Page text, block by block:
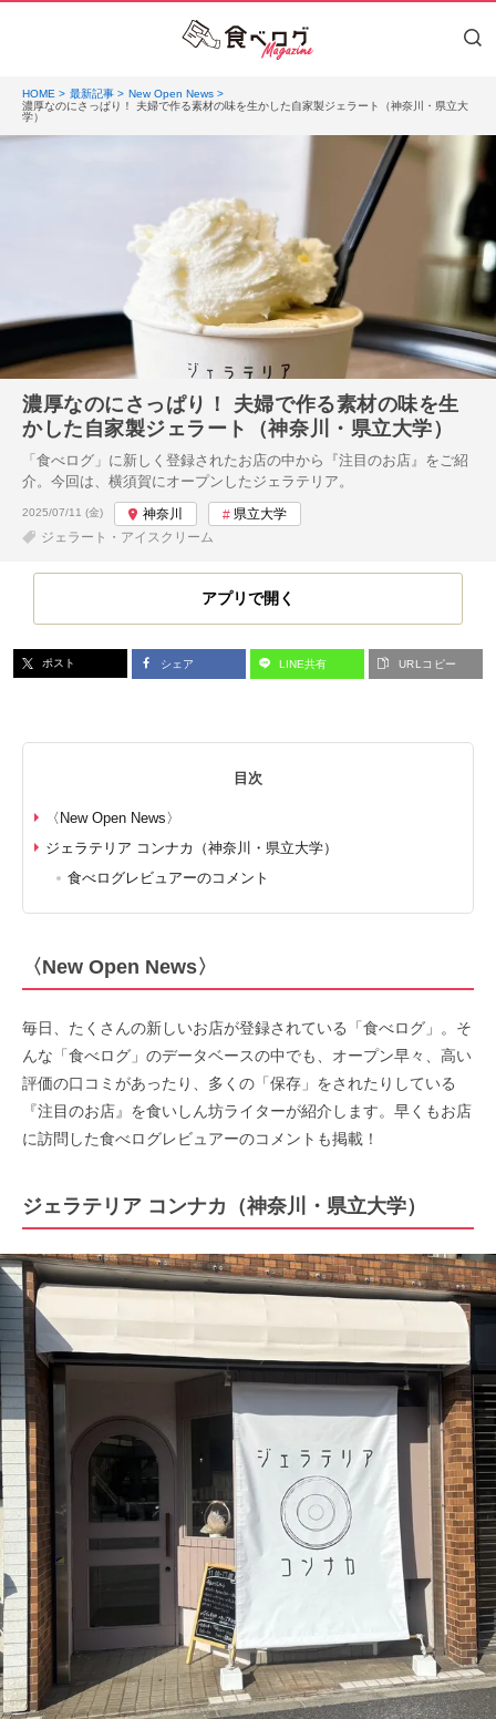
HOME 最新記事
New Open News
濃厚なのにさっぱり！ 夫婦で作る素材の味を生かした自家製ジェラート（神奈川・県立大
学）
濃厚なのにさっぱり！ 夫婦で作る素材の味を生
かした自家製ジェラート（神奈川・県立大学）
「食べログ」に新しく登録されたお店の中から『注目のお店』をご紹
介。今回は、横須賀にオープンしたジェラテリア。
投稿日:
2025/07/11 (金) 神奈川
県立大学
ジェラート・アイスクリーム
アプリで開く
ポスト シェア LINE共有 URLコピー
目次
〈New Open News〉
ジェラテリア コンナカ（神奈川・県立大学）
食べログレビュアーのコメント
〈New Open News〉
毎日、たくさんの新しいお店が登録されている「食べログ」。そ
んな「食べログ」のデータベースの中でも、オープン早々、高い
評価の口コミがあったり、多くの「保存」をされたりしている
『注目のお店』を食いしん坊ライターが紹介します。早くもお店
に訪問した食べログレビュアーのコメントも掲載！
ジェラテリア コンナカ（神奈川・県立大学）